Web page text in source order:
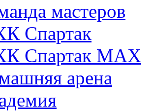
мастеров
Спартак
Спартак МАХ
арена